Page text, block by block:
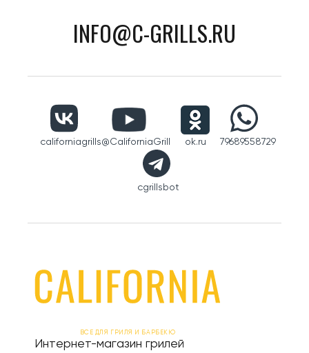
INFO@C-GRILLS.RU
californiagrills@CaliforniaGrill ok.ru 79689558729
cgrillsbot
ВСЕ ДЛЯ ГРИЛЯ И БАРБЕКЮ
Интернет-магазин грилей